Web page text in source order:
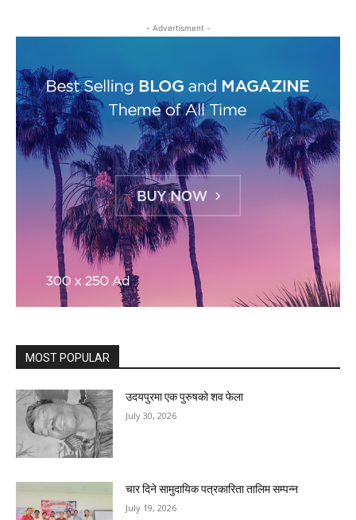
- Advertisment -
MOST POPULAR
उदयपुरमा एक पुरुषको शव फेला
July 30, 2026
चार दिने सामुदायिक पत्रकारिता तालिम सम्पन्न
July 19, 2026